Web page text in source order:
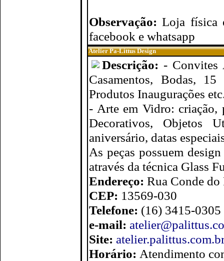
Observação:Loja física
facebook e whatsapp
Atelier Pa-Littus Design
Descrição: - Convites
Casamentos, Bodas,
Produtos Inaugurações
- Arte em Vidro: criação,
Decorativos, Objetos
aniversário, datas
As peças possuem
através da técnica Glass
Endereço: Rua Conde
CEP: 13569-030
Telefone: (16) 3415-0305
e-mail:
Site:
Horário: Atendimento